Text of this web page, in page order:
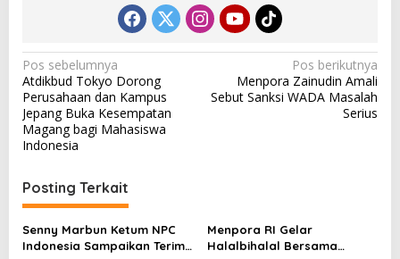
N
a
v
i
a
s
i
Pos sebelumnya
Atdikbud Tokyo Dorong
Perusahaan dan Kampus
Jepang Buka Kesempatan
Magang bagi Mahasiswa
Indonesia
Pos berikutnya
Menpora Zainudin Amali
Sebut Sanksi WADA Masalah
Serius
Posting Terkait
Senny Marbun Ketum NPC
Indonesia Sampaikan Terima
Menpora RI Gelar
Halalbihalal Bersama